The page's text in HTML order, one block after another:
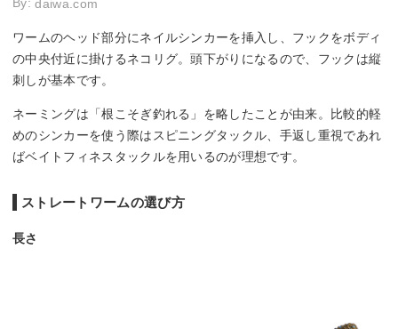
daiwa.com
ワームのヘッド部分にネイルシンカーを挿入し、フックをボディ
の中央付近に掛けるネコリグ。頭下がりになるので、フックは縦
刺しが基本です。
ネーミングは「根こそぎ釣れる」を略したことが由来。比較的軽
めのシンカーを使う際はスピニングタックル、手返し重視であれ
ばベイトフィネスタックルを用いるのが理想です。
ストレートワームの選び方
長さ